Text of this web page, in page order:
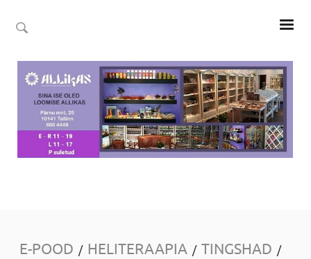
E-POOD / HELITERAAPIA / TINGSHAD /